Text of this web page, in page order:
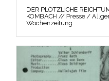
DER PLÖTZLICHE
KOMBACH // Presse /
Wochenzeitung